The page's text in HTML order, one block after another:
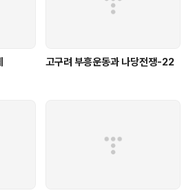
고구려 부흥운동과 나당전쟁-22